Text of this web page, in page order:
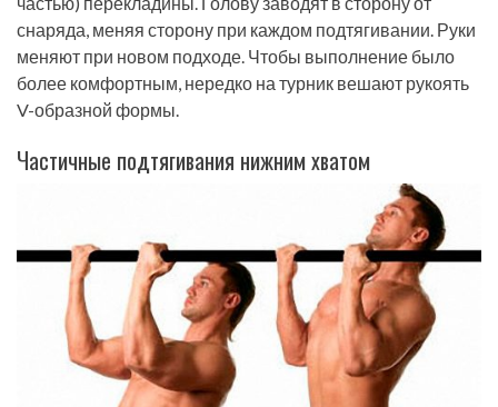
снаряда, меняя сторону при каждом подтягивании. Руки
меняют при новом подходе. Чтобы выполнение было
более комфортным, нередко на турник вешают рукоять
V-образной формы.
Частичные подтягивания нижним хватом